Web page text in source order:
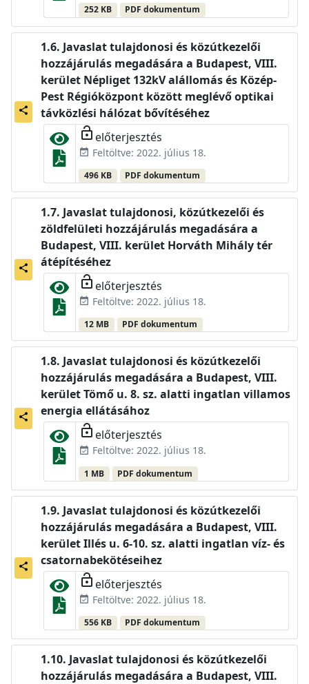
252 KB PDF dokumentum
share
Javaslat tulajdonosi és közútkezelői
hozzájárulás megadására a Budapest, VIII.
kerület Népliget 132kV alállomás és Közép-
Pest Régióközpont között meglévő optikai
távközlési hálózat bővítéséhez
lock_open előterjesztés
event_available Feltöltve: 2022. július 18.
496 KB PDF dokumentum
share
Javaslat tulajdonosi, közútkezelői és
zöldfelületi hozzájárulás megadására a
Budapest, VIII. kerület Horváth Mihály tér
átépítéséhez
lock_open előterjesztés
event_available Feltöltve: 2022. július 18.
12 MB PDF dokumentum
share
Javaslat tulajdonosi és közútkezelői
hozzájárulás megadására a Budapest, VIII.
kerület Tömő u. 8. sz. alatti ingatlan villamos
energia ellátásához
lock_open előterjesztés
event_available Feltöltve: 2022. július 18.
1 MB PDF dokumentum
share
Javaslat tulajdonosi és közútkezelői
hozzájárulás megadására a Budapest, VIII.
kerület Illés u. 6-10. sz. alatti ingatlan víz- és
csatornabekötéseihez
lock_open előterjesztés
event_available Feltöltve: 2022. július 18.
556 KB PDF dokumentum
Javaslat tulajdonosi és közútkezelői
hozzájárulás megadására a Budapest, VIII.